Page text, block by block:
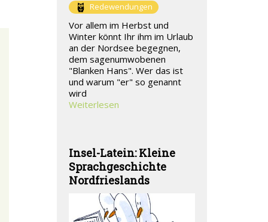
Redewendungen
Vor allem im Herbst und
Winter könnt Ihr ihm im Urlaub
an der Nordsee begegnen,
dem sagenumwobenen
"Blanken Hans". Wer das ist
und warum "er" so genannt
wird
Weiterlesen
Insel-Latein: Kleine
Sprachgeschichte
Nordfrieslands